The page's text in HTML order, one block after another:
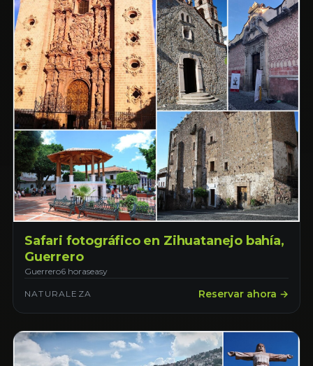
Safari fotográfico en Zihuatanejo bahía,
Guerrero
Guerrero6 horaseasy
NATURALEZA Reservar ahora →